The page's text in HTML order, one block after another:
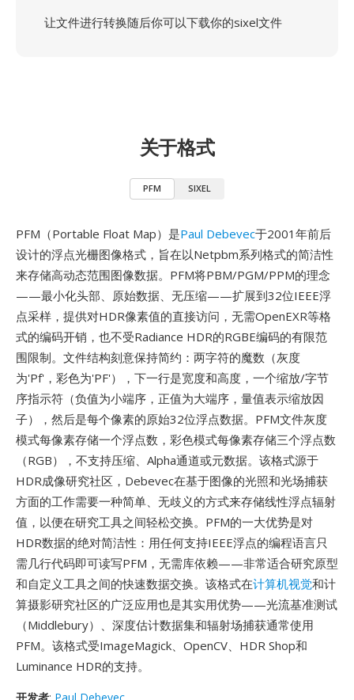
让文件进行转换随后你可以下载你的sixel文件
关于格式
PFM SIXEL
PFM（Portable Float Map）是Paul Debevec于2001年前后
设计的浮点光栅图像格式，旨在以Netpbm系列格式的简洁性
来存储高动态范围图像数据。PFM将PBM/PGM/PPM的理念
——最小化头部、原始数据、无压缩——扩展到32位IEEE浮
点采样，提供对HDR像素值的直接访问，无需OpenEXR等格
式的编码开销，也不受Radiance HDR的RGBE编码的有限范
围限制。文件结构刻意保持简约：两字符的魔数（灰度
为'Pf'，彩色为'PF'），下一行是宽度和高度，一个缩放/字节
序指示符（负值为小端序，正值为大端序，量值表示缩放因
子），然后是每个像素的原始32位浮点数据。PFM文件灰度
模式每像素存储一个浮点数，彩色模式每像素存储三个浮点数
（RGB），不支持压缩、Alpha通道或元数据。该格式源于
HDR成像研究社区，Debevec在基于图像的光照和光场捕获
方面的工作需要一种简单、无歧义的方式来存储线性浮点辐射
值，以便在研究工具之间轻松交换。PFM的一大优势是对
HDR数据的绝对简洁性：用任何支持IEEE浮点的编程语言只
需几行代码即可读写PFM，无需库依赖——非常适合研究原型
和自定义工具之间的快速数据交换。该格式在计算机视觉和计
算摄影研究社区的广泛应用也是其实用优势——光流基准测试
（Middlebury）、深度估计数据集和辐射场捕获通常使用
PFM。该格式受ImageMagick、OpenCV、HDR Shop和
Luminance HDR的支持。